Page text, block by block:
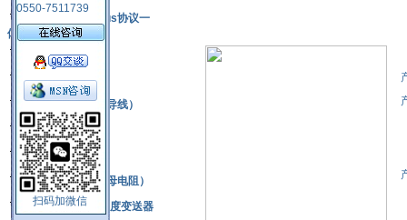
0550-7511739
扫码加微信
RS485通讯modbus协议一
体化现场智能仪表
热电偶
压力式温度计
热电偶补偿电缆（导线）
振动传感器
热电阻
铂热电阻元件（云母电阻）
SBW系列一体化温度变送器